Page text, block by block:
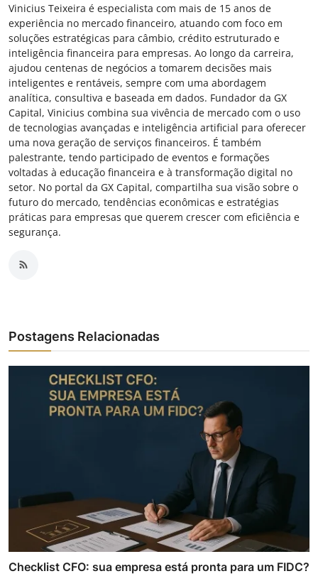
Vinicius Teixeira é especialista com mais de 15 anos de
experiência no mercado financeiro, atuando com foco em
soluções estratégicas para câmbio, crédito estruturado e
inteligência financeira para empresas. Ao longo da carreira,
ajudou centenas de negócios a tomarem decisões mais
inteligentes e rentáveis, sempre com uma abordagem
analítica, consultiva e baseada em dados. Fundador da GX
Capital, Vinicius combina sua vivência de mercado com o uso
de tecnologias avançadas e inteligência artificial para oferecer
uma nova geração de serviços financeiros. É também
palestrante, tendo participado de eventos e formações
voltadas à educação financeira e à transformação digital no
setor. No portal da GX Capital, compartilha sua visão sobre o
futuro do mercado, tendências econômicas e estratégias
práticas para empresas que querem crescer com eficiência e
segurança.
Postagens Relacionadas
Checklist CFO: sua empresa está pronta para um FIDC?